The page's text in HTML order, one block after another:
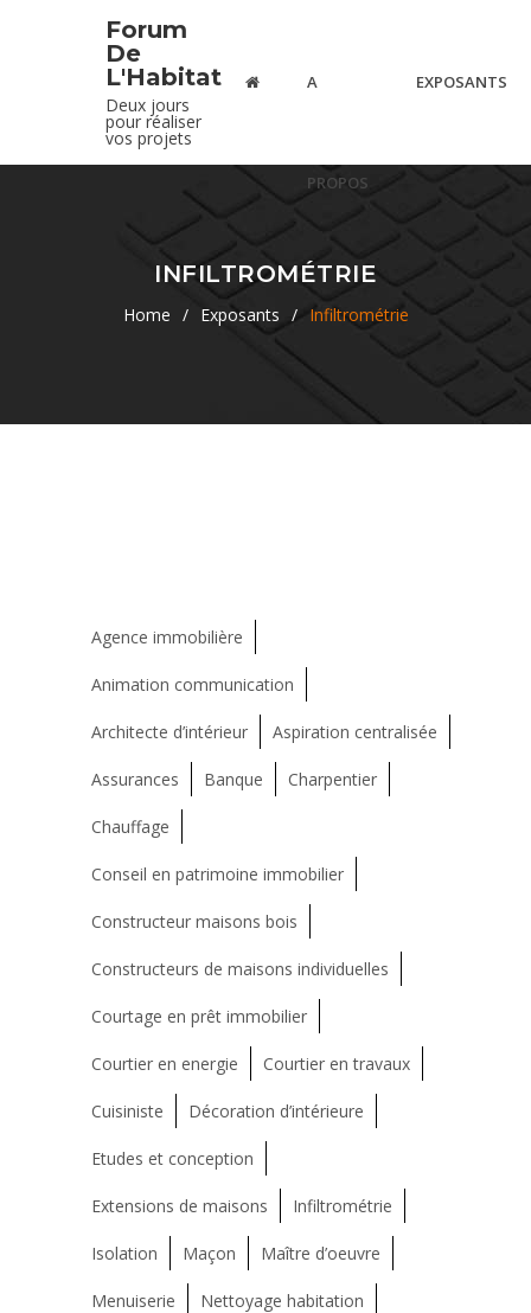
Forum
De
L'Habitat
Deux jours
pour réaliser
vos projets
A
PROPOS
EXPOSANTS
INFILTROMÉTRIE
Home / Exposants / Infiltrométrie
Agence immobilière
Animation communication
Architecte d’intérieur Aspiration centralisée
Assurances Banque Charpentier
Chauffage
Conseil en patrimoine immobilier
Constructeur maisons bois
Constructeurs de maisons individuelles
Courtage en prêt immobilier
Courtier en energie Courtier en travaux
Cuisiniste Décoration d’intérieure
Etudes et conception
Extensions de maisons Infiltrométrie
Isolation Maçon Maître d’oeuvre
Menuiserie Nettoyage habitation